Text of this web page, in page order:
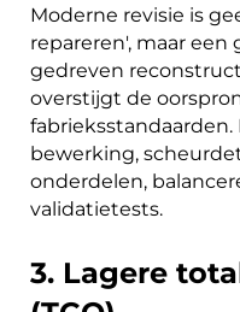
Moderne revisie is
repareren', maar
gedreven
overstijgt de
bewerking,
onderdelen,
validatietests.
3. Lagere